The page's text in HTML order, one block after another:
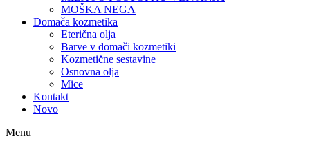
MOŠKA NEGA
Domača kozmetika
Eterična olja
Barve v domači kozmetiki
Kozmetične sestavine
Osnovna olja
Mice
Kontakt
Novo
Menu